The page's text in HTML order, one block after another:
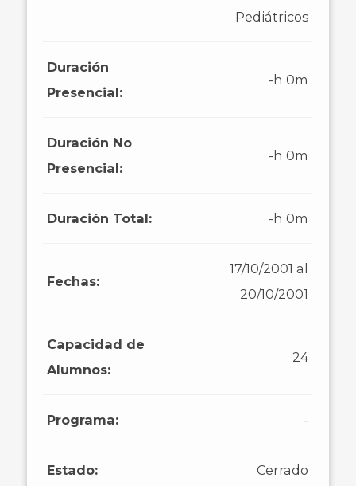
Pediátricos
Duración
Presencial:
-h 0m
Duración No
Presencial:
-h 0m
Duración Total: -h 0m
Fechas:
17/10/2001 al
20/10/2001
Capacidad de
Alumnos:
24
Programa: -
Estado: Cerrado